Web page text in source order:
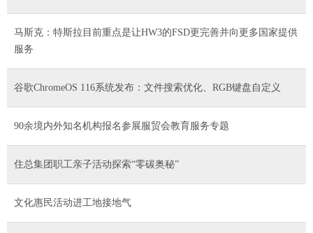
马斯克：特斯拉目前重点是让HW3的FSD更完善并向更多国家提供
服务
谷歌ChromeOS 116系统发布：文件搜索优化、RGB键盘自定义
90余境内外知名机构报名参展服贸会教育服务专题
住总集团职工亲子活动探索“零碳奥秘”
文化惠民活动进工地接地气